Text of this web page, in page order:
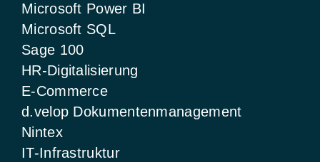
Microsoft Power BI
Microsoft SQL
Sage 100
HR-Digitalisierung
E-Commerce
d.velop Dokumentenmanagement
Nintex
IT-Infrastruktur